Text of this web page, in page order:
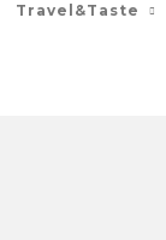
Travel&Taste